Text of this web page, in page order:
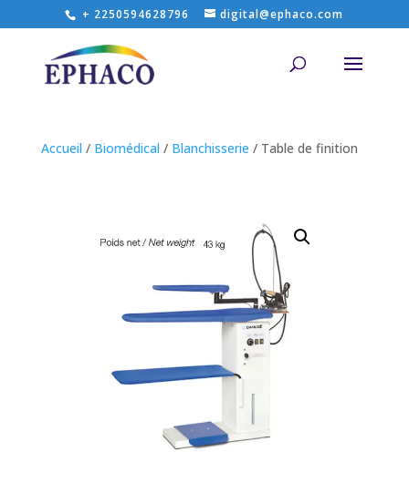
+ 2250594628796 digital@ephaco.com
Accueil / Biomédical / Blanchisserie / Table de finition